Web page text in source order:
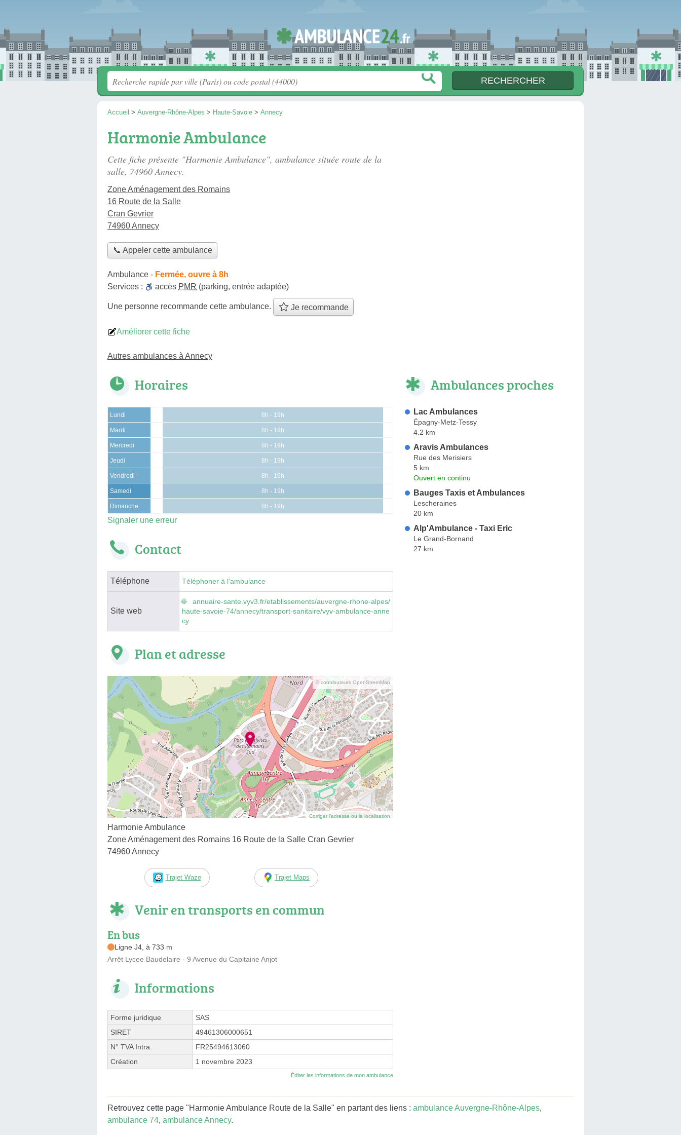
Accueil > Auvergne-Rhône-Alpes > Haute-Savoie > Annecy
Harmonie Ambulance
Cette fiche présente "Harmonie Ambulance", ambulance située route de la
salle, 74960 Annecy.
Zone Aménagement des Romains
16 Route de la Salle
Cran Gevrier
74960 Annecy
📞 Appeler cette ambulance
Ambulance - Fermée, ouvre à 8h
Services :
accès PMR (parking, entrée adaptée)
Une personne recommande cette ambulance. Je recommande
Améliorer cette fiche
Autres ambulances à Annecy
Horaires
Lundi 8h - 19h
Mardi 8h - 19h
Mercredi 8h - 19h
Jeudi 8h - 19h
Vendredi 8h - 19h
Samedi 8h - 19h
Dimanche 8h - 19h
Signaler une erreur
Contact
Téléphone Téléphoner à l'ambulance
Site web
annuaire-sante.vyv3.fr/etablissements/auvergne-rhone-alpes/
haute-savoie-74/annecy/transport-sanitaire/vyv-ambulance-anne
cy
Plan et adresse
© contributeurs OpenStreetMap
Corriger l’adresse ou la localisation
Harmonie Ambulance
Zone Aménagement des Romains 16 Route de la Salle Cran Gevrier
74960 Annecy
Trajet Waze Trajet Maps
Venir en transports en commun
En bus
Ligne J4, à 733 m
Arrêt Lycee Baudelaire - 9 Avenue du Capitaine Anjot
Informations
Forme juridique
SAS
SIRET
49461306000651
N° TVA Intra.
FR25494613060
Création
1 novembre 2023
Éditer les informations de mon ambulance
Ambulances proches
Lac Ambulances
Épagny-Metz-Tessy
4.2 km
Aravis Ambulances
Rue des Merisiers
5 km
Ouvert en continu
Bauges Taxis et Ambulances
Lescheraines
20 km
Alp'Ambulance - Taxi Eric
Le Grand-Bornand
27 km
Retrouvez cette page "Harmonie Ambulance Route de la Salle" en partant des liens : ambulance Auvergne-Rhône-Alpes,
ambulance 74, ambulance Annecy.